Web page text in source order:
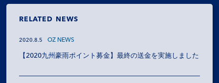
OZ MEDIA
RELATED NEWS
2020.8.5 OZ NEWS
【2020九州豪雨ポイント募金】最終の送金を実施しました